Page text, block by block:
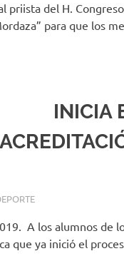
del H.
para que los
INICIA
A los alumnos de
que ya inició el